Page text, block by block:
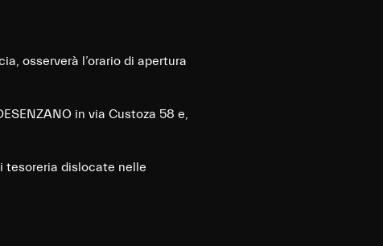
osserverà l’orario di apertura
in via Custoza 58 e,
tesoreria dislocate nelle